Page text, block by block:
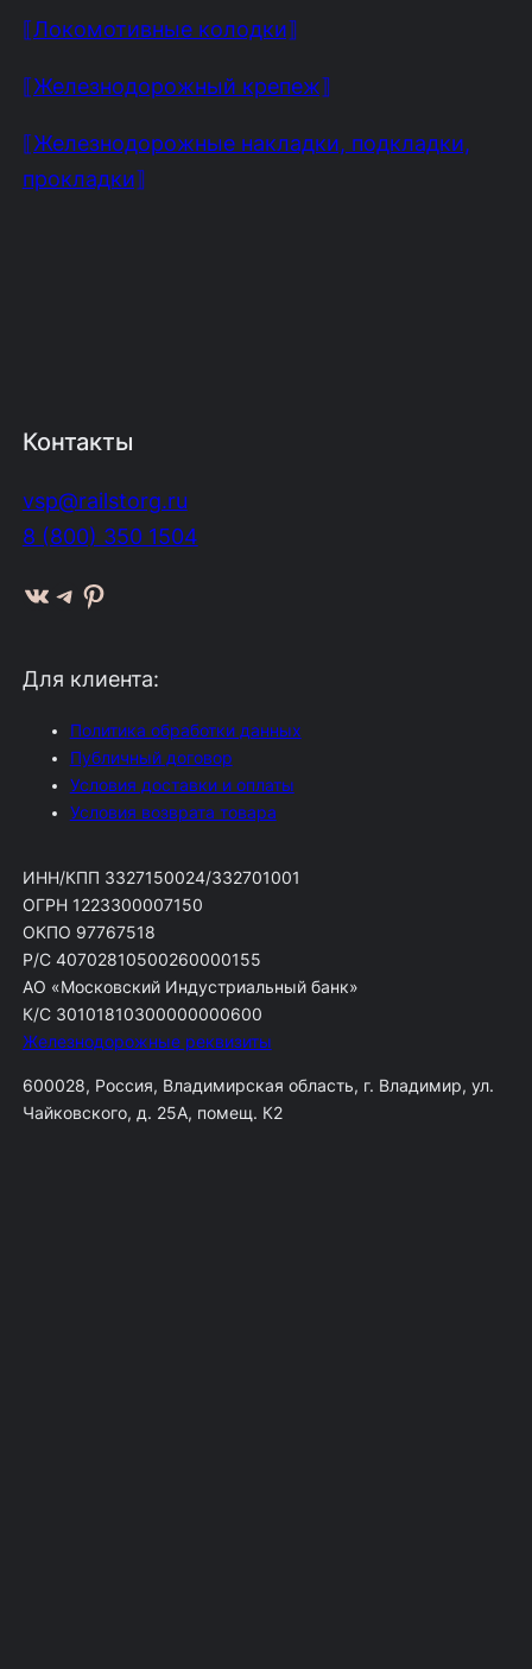
⟦Локомотивные колодки⟧
⟦Железнодорожный крепеж⟧
⟦Железнодорожные накладки, подкладки,
прокладки⟧
Контакты
vsp@railstorg.ru
8 (800) 350 1504
ВКонтакте Telegram Pinterest
Для клиента:
Политика обработки данных
Публичный договор
Условия доставки и оплаты
Условия возврата товара
ИНН/КПП 3327150024/332701001
ОГРН 1223300007150
ОКПО 97767518
Р/С 40702810500260000155
АО «Московский Индустриальный банк»
К/С 30101810300000000600
Железнодорожные реквизиты
600028, Россия, Владимирская область, г. Владимир, ул.
Чайковского, д. 25А, помещ. К2